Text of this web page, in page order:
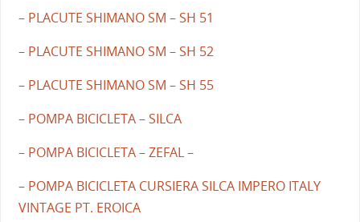
– PLACUTE SHIMANO SM – SH 51
– PLACUTE SHIMANO SM – SH 52
– PLACUTE SHIMANO SM – SH 55
– POMPA BICICLETA – SILCA
– POMPA BICICLETA – ZEFAL –
– POMPA BICICLETA CURSIERA SILCA IMPERO ITALY
VINTAGE PT. EROICA